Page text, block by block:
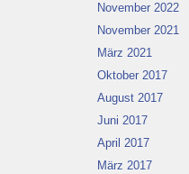
November 2022
November 2021
März 2021
Oktober 2017
August 2017
Juni 2017
April 2017
März 2017